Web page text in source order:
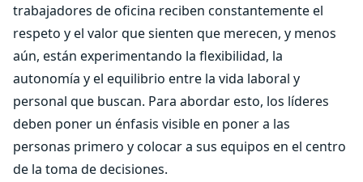
trabajadores de oficina reciben constantemente el
respeto y el valor que sienten que merecen, y menos
aún, están experimentando la flexibilidad, la
autonomía y el equilibrio entre la vida laboral y
personal que buscan. Para abordar esto, los líderes
deben poner un énfasis visible en poner a las
personas primero y colocar a sus equipos en el centro
de la toma de decisiones.